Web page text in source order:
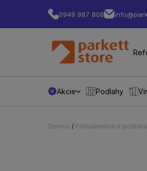
0948 987 808
Akcie Podlahy
Domov / Príslušenstvo k